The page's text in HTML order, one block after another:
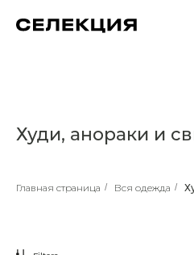
Худи, анораки и
Главная страница / Вся одежда /